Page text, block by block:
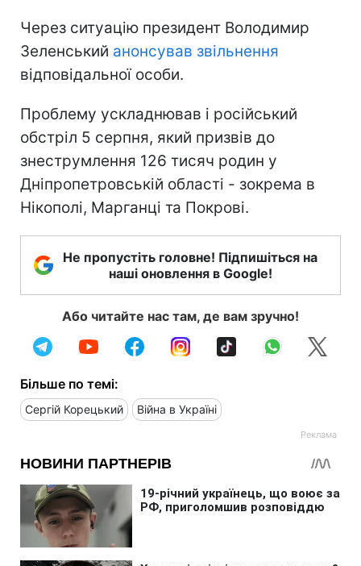
Через ситуацію президент Володимир
Зеленський анонсував звільнення
відповідальної особи.
Проблему ускладнював і російський
обстріл 5 серпня, який призвів до
знеструмлення 126 тисяч родин у
Дніпропетровській області - зокрема в
Нікополі, Марганці та Покрові.
Не пропустіть головне! Підпишіться на
наші оновлення в Google!
Або читайте нас там, де вам зручно!
Більше по темі:
Сергій Корецький Війна в Україні